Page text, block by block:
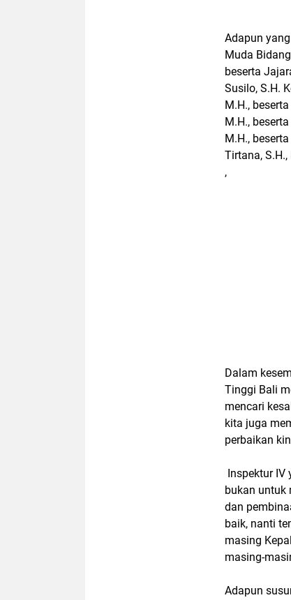
Adapun
Muda
beserta
Susilo, S.H.
M.H.,
M.H.,
M.H.,
Tirtana,
,
Dalam
Tinggi Bali
mencari
kita juga
perbaikan
Inspektur
bukan untuk
dan
baik, nanti
masing
masing-
Adapun